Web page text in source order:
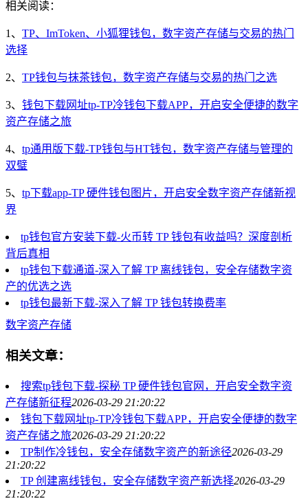
相关阅读：
1、 TP、ImToken、小狐狸钱包，数字资产存储与交易的热门
选择
2、 TP钱包与抹茶钱包，数字资产存储与交易的热门之选
3、 钱包下载网址tp-TP冷钱包下载APP，开启安全便捷的数字
资产存储之旅
4、 tp通用版下载-TP钱包与HT钱包，数字资产存储与管理的
双璧
5、 tp下载app-TP 硬件钱包图片，开启安全数字资产存储新视
界
tp钱包官方安装下载-火币转 TP 钱包有收益吗？深度剖析
背后真相
tp钱包下载通道-深入了解 TP 离线钱包，安全存储数字资
产的优选之选
tp钱包最新下载-深入了解 TP 钱包转换费率
数字资产存储
相关文章：
搜索tp钱包下载-探秘 TP 硬件钱包官网，开启安全数字资
产存储新征程2026-03-29 21:20:22
钱包下载网址tp-TP冷钱包下载APP，开启安全便捷的数字
资产存储之旅2026-03-29 21:20:22
TP制作冷钱包，安全存储数字资产的新途径2026-03-29
21:20:22
TP 创建离线钱包，安全存储数字资产新选择2026-03-29
21:20:22